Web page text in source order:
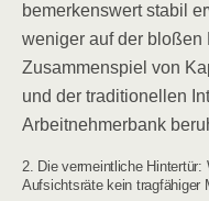
bemerkenswert stabil
weniger auf der bloßen
Zusammenspiel von
und der traditionellen
Arbeitnehmerbank
2. Die vermeintliche Hintertür:
Aufsichtsräte kein tragfähiger